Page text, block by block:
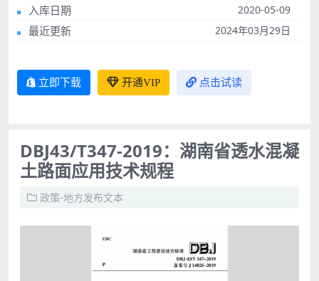
入库日期 2020-05-09
最近更新 2024年03月29日
立即下载 开通VIP 点击试读
DBJ43/T347-2019：湖南省透水混凝
土路面应用技术规程
政策-地方发布文本